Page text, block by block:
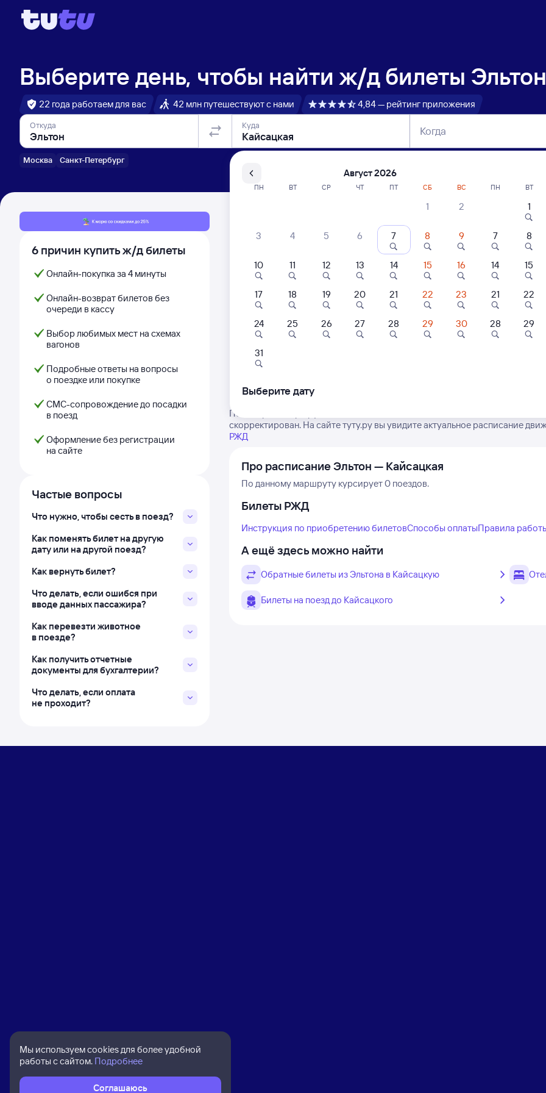
Выберите день, чтобы найти ж/д билеты
22 года работаем для вас 42 млн путешествуют с нами 4,84 — рейтинг приложения
Откуда
Москва Санкт-Петербург
Куда Когда
6 причин купить ж/д билеты
Онлайн-покупка за 4 минуты
Онлайн-возврат билетов без
очереди в кассу
Выбор любимых мест на схемах
вагонов
Подробные ответы на вопросы
о поездке или покупке
СМС-сопровождение до посадки
в поезд
Оформление без регистрации
на сайте
Частые вопросы
Что нужно, чтобы сесть в поезд?
Как поменять билет на другую
дату или на другой поезд?
Как вернуть билет?
Что делать, если ошибся при
вводе данных пассажира?
Как перевезти животное
в поезде?
Как получить отчетные
документы для бухгалтерии?
Что делать, если оплата
не проходит?
Расписание поездов Эльтон — Кайсацкая
Нет рейсов по
Посмотрите маршрут поездов дальнего следования РЖД из Эльтона в
скорректирован. На сайте туту.ру вы увидите актуальное расписание
РЖД
Про расписание Эльтон — Кайсацкая
По данному маршруту курсирует 0 поездов.
Билеты РЖД
Инструкция по приобретению билетовСпособы оплатыПравила
А ещё здесь можно найти
Обратные билеты из Эльтона в Кайсацкую
Билеты на поезд до Кайсацкого
Мы используем cookies для более удобной
работы с сайтом. Подробнее
Соглашаюсь
Август 2026
ПН ВТ СР ЧТ ПТ СБ ВС
1 2
3 4 5 6 7 8 9
10 11 12 13 14 15 16
17 18 19 20 21 22 23
24 25 26 27 28 29 30
31
ПН ВТ
1
7 8
14 15
21 22
28 29
Выберите дату